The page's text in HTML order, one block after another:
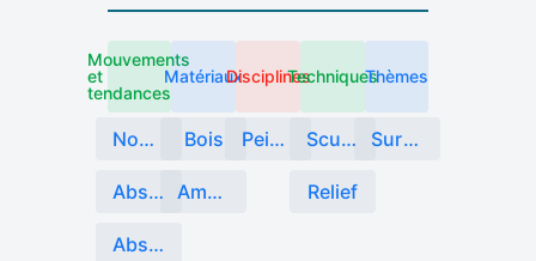
Mouvements
et
tendances
Nouvelles tendances
Abstraction
Abstraction géométrique
Matériaux
Bois
Ampoules de verre
Disciplines
Peinture
Techniques
Sculpture Matériaux mixtes
Relief
Thèmes
Surface sculpturale